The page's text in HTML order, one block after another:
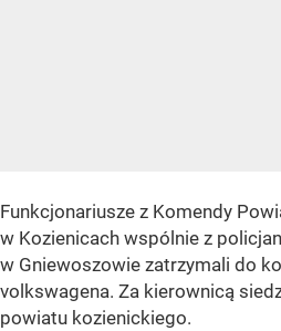
Funkcjonariusze z Komendy
w Kozienicach wspólnie z
w Gniewoszowie zatrzymali do
volkswagena. Za kierownicą
powiatu kozienickiego.